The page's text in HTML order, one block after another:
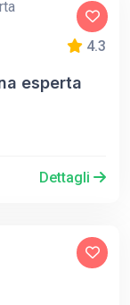
4.3
esperta
Dettagli